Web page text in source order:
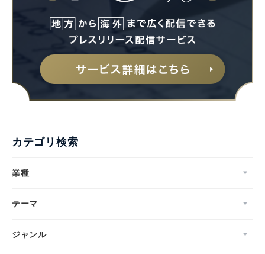
カテゴリ検索
業種
テーマ
ジャンル